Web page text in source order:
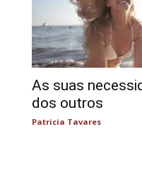
As suas
dos outros
Patricia Tavares